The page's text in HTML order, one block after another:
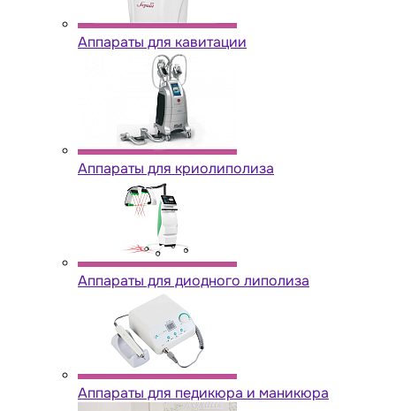
Аппараты для кавитации
Аппараты для криолиполиза
Аппараты для диодного липолиза
Аппараты для педикюра и маникюра